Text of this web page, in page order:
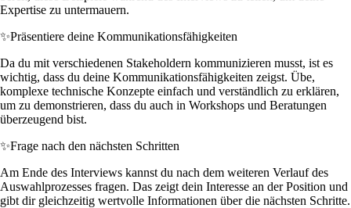
Expertise zu untermauern.
✨Präsentiere deine Kommunikationsfähigkeiten
Da du mit verschiedenen Stakeholdern kommunizieren musst, ist es
wichtig, dass du deine Kommunikationsfähigkeiten zeigst. Übe,
komplexe technische Konzepte einfach und verständlich zu erklären,
um zu demonstrieren, dass du auch in Workshops und Beratungen
überzeugend bist.
✨Frage nach den nächsten Schritten
Am Ende des Interviews kannst du nach dem weiteren Verlauf des
Auswahlprozesses fragen. Das zeigt dein Interesse an der Position und
gibt dir gleichzeitig wertvolle Informationen über die nächsten Schritte.